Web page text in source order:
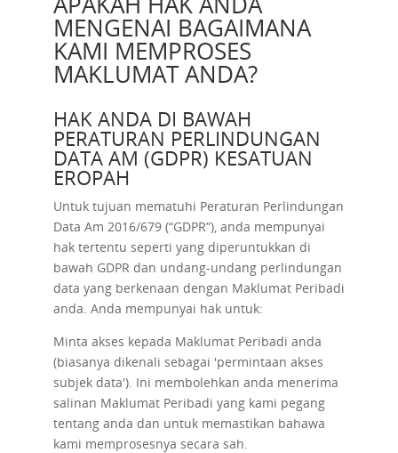
MENGENAI BAGAIMANA
KAMI MEMPROSES
MAKLUMAT ANDA?
HAK ANDA DI BAWAH
PERATURAN PERLINDUNGAN
DATA AM (GDPR) KESATUAN
EROPAH
Untuk tujuan mematuhi Peraturan Perlindungan
Data Am 2016/679 (“GDPR”), anda mempunyai
hak tertentu seperti yang diperuntukkan di
bawah GDPR dan undang-undang perlindungan
data yang berkenaan dengan Maklumat Peribadi
anda. Anda mempunyai hak untuk:
Minta akses kepada Maklumat Peribadi anda
(biasanya dikenali sebagai 'permintaan akses
subjek data'). Ini membolehkan anda menerima
salinan Maklumat Peribadi yang kami pegang
tentang anda dan untuk memastikan bahawa
kami memprosesnya secara sah.